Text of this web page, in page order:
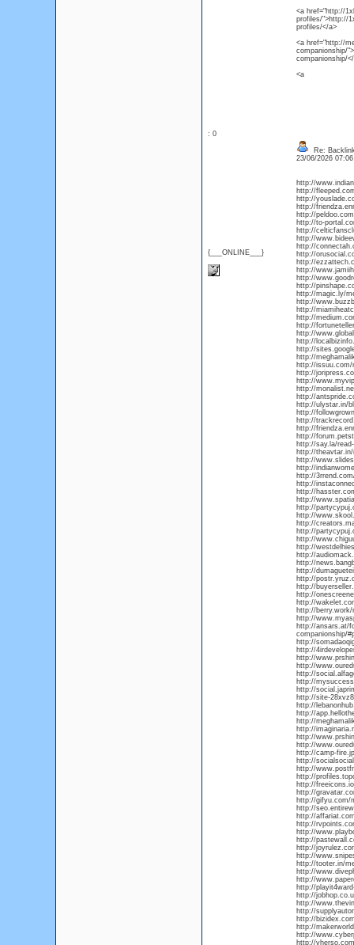
<a href="http://
profiles/">http://
profiles/</a>
<a href="http://
companionship/
companionship/
<a
: 0
{___ONLINE___}
Re:
23/06/2026
http://
http://
http://
http://
http://
http://to-
http://
http://
http://
http://
http://
http://
http://
http://
http://magic.ly/
http://
http://
http://
http://
http://
http://
http://
http://
http://issuu.com/
http://
http://
http://
http://
http://ulystar.in/
http://
http://
http://
http://
http://say.la/
http://
http://
http://
http://
http://
http://
http://
http://
http://
http://
http://
http://
http://
http://
http://
http://
http://
http://
http://
http://
http://berry.work/
http://
http://ansars.at/
companionship/
http://
http://
http://
http://
http://
http://
http://
http://site-
http://
http://
http://
http://
http://
http://
http://camp-
http://
http://
http://
http://
http://
http://gifyu.com/
http://
http://
http://
http://
http://
http://
http://
http://tooter.in/
http://
http://
http://
http://
http://
http://
http://
http://
http://
http://